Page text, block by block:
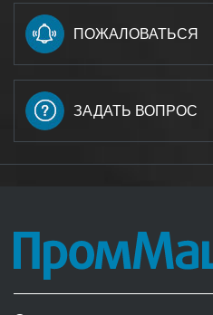
ПОЖАЛОВАТЬСЯ
ЗАДАТЬ ВОПРОС